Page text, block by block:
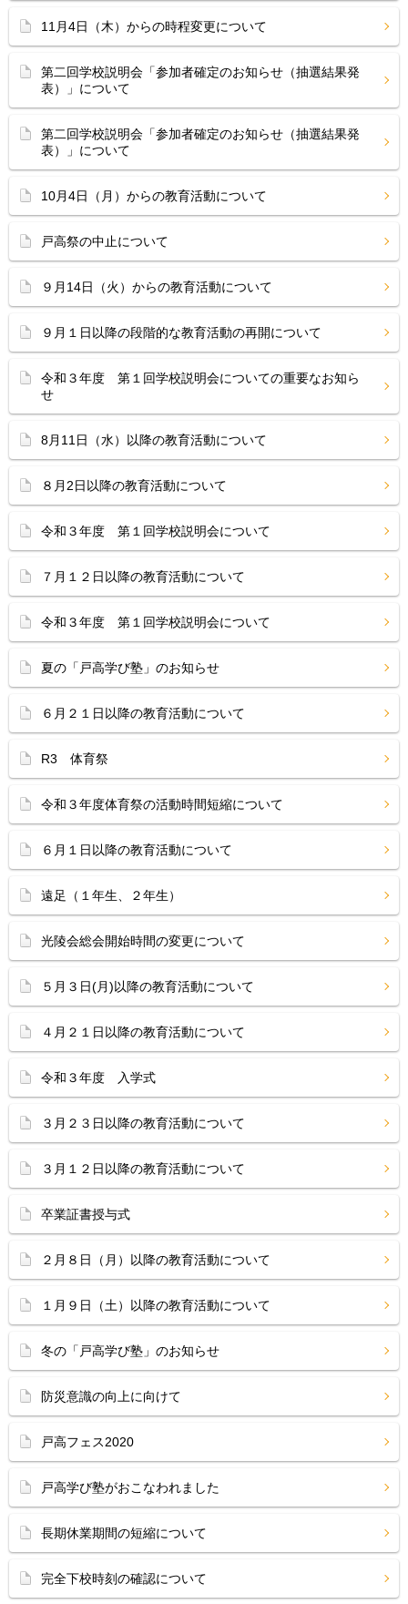
11月4日（木）からの時程変更について
第二回学校説明会「参加者確定のお知らせ（抽選結果発
表）」について
第二回学校説明会「参加者確定のお知らせ（抽選結果発
表）」について
10月4日（月）からの教育活動について
戸高祭の中止について
９月14日（火）からの教育活動について
９月１日以降の段階的な教育活動の再開について
令和３年度 第１回学校説明会についての重要なお知ら
せ
8月11日（水）以降の教育活動について
８月2日以降の教育活動について
令和３年度 第１回学校説明会について
７月１２日以降の教育活動について
令和３年度 第１回学校説明会について
夏の「戸高学び塾」のお知らせ
６月２１日以降の教育活動について
R3 体育祭
令和３年度体育祭の活動時間短縮について
６月１日以降の教育活動について
遠足（１年生、２年生）
光陵会総会開始時間の変更について
５月３日(月)以降の教育活動について
４月２１日以降の教育活動について
令和３年度 入学式
３月２３日以降の教育活動について
３月１２日以降の教育活動について
卒業証書授与式
２月８日（月）以降の教育活動について
１月９日（土）以降の教育活動について
冬の「戸高学び塾」のお知らせ
防災意識の向上に向けて
戸高フェス2020
戸高学び塾がおこなわれました
長期休業期間の短縮について
完全下校時刻の確認について